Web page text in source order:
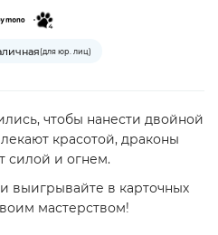
(для юр. лиц)
чтобы нанести двойной
красотой, драконы
силой и огнем.
выигрывайте в карточных
мастерством!